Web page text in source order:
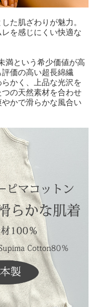
た肌ざわりが魅力。
を感じにくい快適な
満という希少価値が高
価の高い超長綿繊
かく、上品な光沢を
の天然素材を合わせ
かで滑らかな風合い